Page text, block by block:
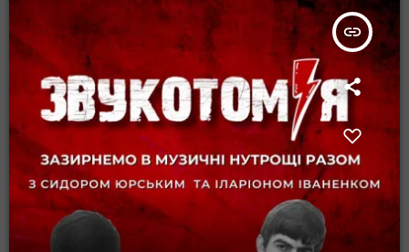
insert_link